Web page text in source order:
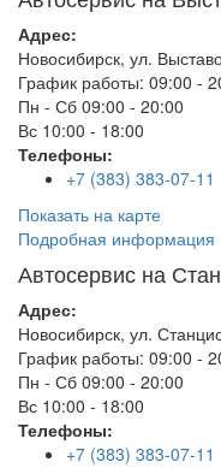
Адрес:
Новосибирск, ул.
График работы: 09:00 -
Пн - Сб 09:00 - 20:00
Вс 10:00 - 18:00
Телефоны:
+7 (383) 383-07-11
Показать на карте
Подробная информация
Автосервис на
Адрес:
Новосибирск, ул.
График работы: 09:00 -
Пн - Сб 09:00 - 20:00
Вс 10:00 - 18:00
Телефоны:
+7 (383) 383-07-11